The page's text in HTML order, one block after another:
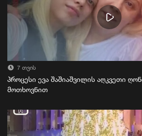
7 თვის
პროცესი ევა შაშიაშვილის აღკვეთი
მოთხოვნით